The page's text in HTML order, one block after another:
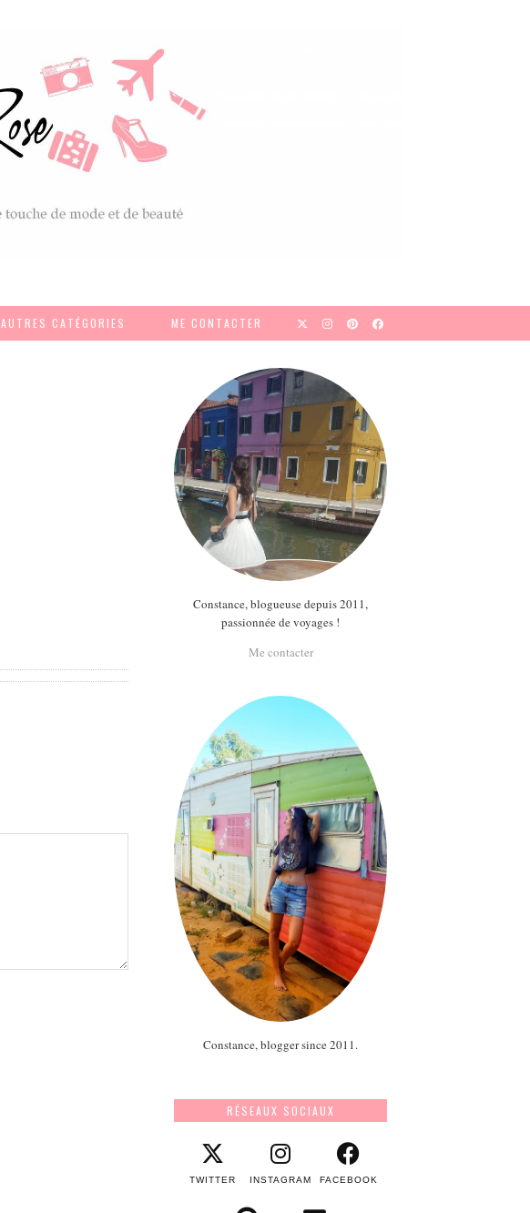
AUTRES CATÉGORIES ME CONTACTER
Constance, blogueuse depuis 2011,
passionnée de voyages !
Me contacter
Constance, blogger since 2011.
RÉSEAUX SOCIAUX
TWITTER INSTAGRAM FACEBOOK